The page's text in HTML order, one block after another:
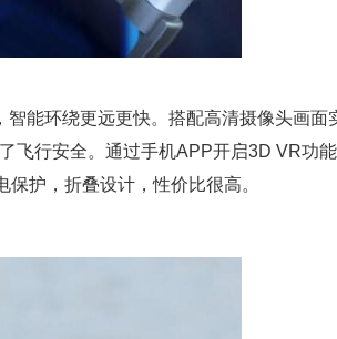
能环绕更远更快。搭配高清摄像头画面
飞行安全。通过手机APP开启3D VR功
护，折叠设计，性价比很高。